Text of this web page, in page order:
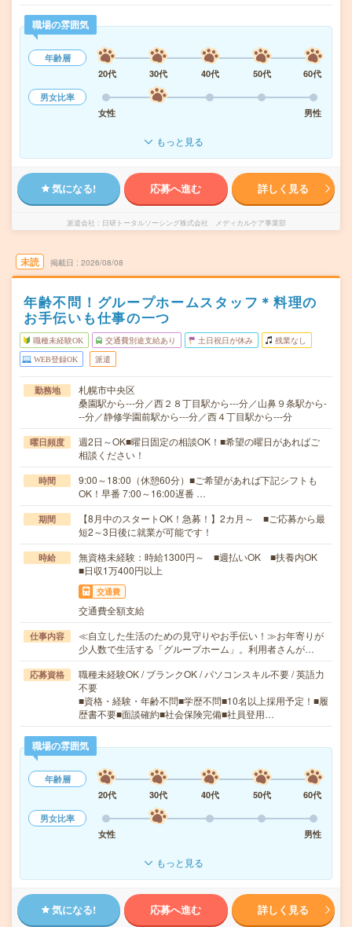
職場の雰囲気
年齢層
20代
30代 40代 50代
60代
男女比率
女性
男性
もっと見る
気になる! 応募へ進む 詳しく見る
派遣会社 日研トータルソーシング株式会社 メディカルケア事業部
未読 掲載日 2026/08/08
年齢不問！グループホームスタッフ＊料理の
お手伝いも仕事の一つ
職種未経験OK 交通費別途支給あり 土日祝日が休み 残業なし
WEB登録OK 派遣
勤務地
札幌市中央区
桑園駅から---分／西２８丁目駅から---分／山鼻９条駅から-
--分／静修学園前駅から---分／西４丁目駅から---分
曜日頻度
週2日～OK■曜日固定の相談OK！■希望の曜日があればご
相談ください！
時間
9:00～18:00（休憩60分）■ご希望があれば下記シフトも
OK！早番 7:00～16:00遅番 …
期間
【8月中のスタートOK！急募！】2カ月～ ■ご応募から最
短2～3日後に就業が可能です！
時給
無資格未経験：時給1300円～ ■週払いOK ■扶養内OK
■日収1万400円以上
交通費
交通費全額支給
仕事内容
≪自立した生活のための見守りやお手伝い！≫お年寄りが
少人数で生活する「グループホーム」。利用者さんが…
応募資格
職種未経験OK / ブランクOK / パソコンスキル不要 / 英語力
不要
■資格・経験・年齢不問■学歴不問■10名以上採用予定！■履
歴書不要■面談確約■社会保険完備■社員登用…
職場の雰囲気
年齢層
20代
30代 40代 50代
60代
男女比率
女性
男性
もっと見る
気になる! 応募へ進む 詳しく見る